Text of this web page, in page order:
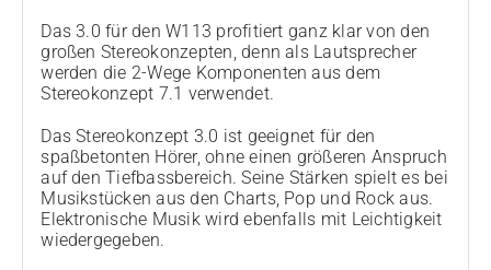
Das 3.0 für den W113 profitiert ganz klar von den
großen Stereokonzepten, denn als Lautsprecher
werden die 2-Wege Komponenten aus dem
Stereokonzept 7.1 verwendet.
Das Stereokonzept 3.0 ist geeignet für den
spaßbetonten Hörer, ohne einen größeren Anspruch
auf den Tiefbassbereich. Seine Stärken spielt es bei
Musikstücken aus den Charts, Pop und Rock aus.
Elektronische Musik wird ebenfalls mit Leichtigkeit
wiedergegeben.